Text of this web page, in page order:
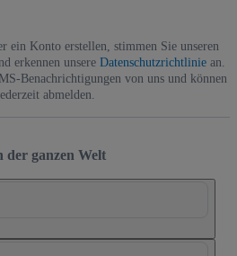
ein Konto erstellen, stimmen Sie unseren
erkennen unsere Datenschutzrichtliniean.
Benachrichtigungen von uns und können
abmelden.
der ganzen Welt